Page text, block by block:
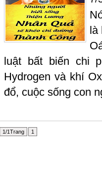
luật bất biến chi
Hydrogen và khí
đổ, cuộc sống con
1/1Trang 1